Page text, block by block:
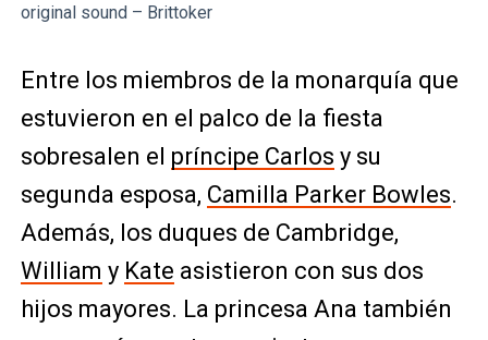
original sound – Brittoker
Entre los miembros de la monarquía que
estuvieron en el palco de la fiesta
sobresalen el príncipe Carlos y su
segunda esposa, Camilla Parker Bowles.
Además, los duques de Cambridge,
William y Kate asistieron con sus dos
hijos mayores. La princesa Ana también